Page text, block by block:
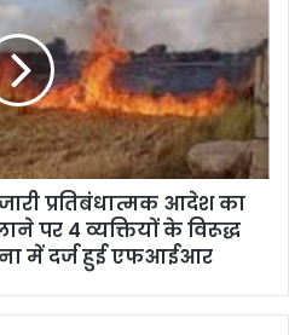
जारी प्रतिबंधात्मक आदेश का
पर 4 व्यक्तियों के विरूद्ध
में दर्ज हुई एफआईआर